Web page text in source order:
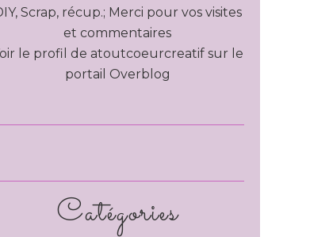
Catégories
Scrap, récup.; Merci pour vos visites
et commentaires
le profil de atoutcoeurcreatif sur le
portail Overblog